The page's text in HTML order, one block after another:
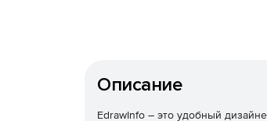
Описание
EdrawInfo – это удобный